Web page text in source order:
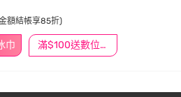
巾 滿$100送數位印花
額結帳享85折)